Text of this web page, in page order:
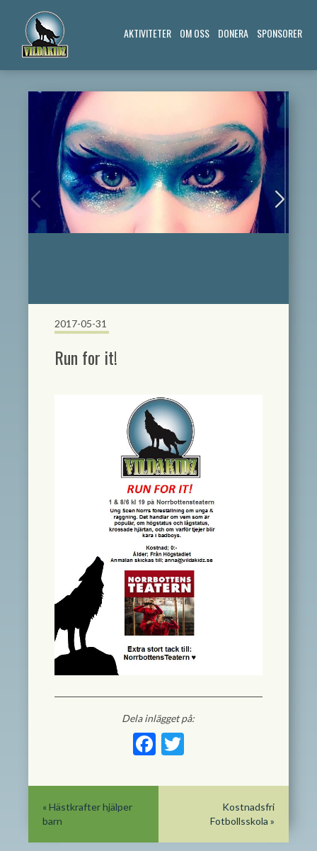
AKTIVITETER OM OSS DONERA SPONSORER
2017-05-31
Run for it!
Dela inlägget på:
Facebook
Twitter
Kostnadsfri
Fotbollsskola »
« Hästkrafter hjälper
barn